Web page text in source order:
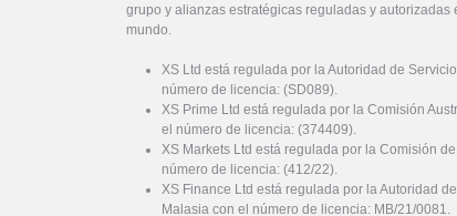
grupo y alianzas estratégicas reguladas y
mundo.
XS Ltd está regulada por la Autoridad de
número de licencia: (SD089).
XS Prime Ltd está regulada por la Comisión
el número de licencia: (374409).
XS Markets Ltd está regulada por la Comisión
número de licencia: (412/22).
XS Finance Ltd está regulada por la Autoridad
Malasia con el número de licencia: MB/21/0081.